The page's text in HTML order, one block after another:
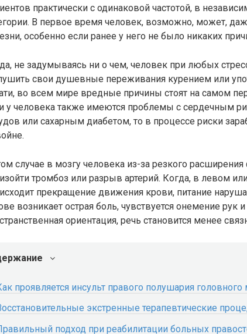
практически с одинаковой частотой, в
В первое время человек, возможно, может,
особенно если ранее у него не было никаких
не задумываясь ни о чем, человек при любых
свои душевные переживания курением или
во всем мире вредные причины стоят на самом
у человека также имеются проблемы с сердечным
или сахарным диабетом, то в процессе риски
случае в мозгу человека из-за резкого
тромбоз или разрыв артерий. Когда, в левом
прекращение движения крови, питание
возникает острая боль, чувствуется онемение рук
ориентация, речь становится менее
проявляется инсульт правого полушария головного
экстренные терапевтические
подход при реабилитации больных